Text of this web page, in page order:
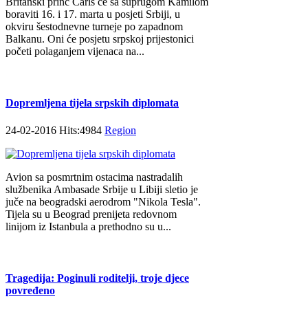
boraviti 16. i 17. marta u posjeti Srbiji, u
okviru šestodnevne turneje po zapadnom
Balkanu. Oni će posjetu srpskoj prijestonici
početi polaganjem vijenaca na...
Dopremljena tijela srpskih diplomata
24-02-2016 Hits:4984 Region
Avion sa posmrtnim ostacima nastradalih
službenika Ambasade Srbije u Libiji sletio je
juče na beogradski aerodrom "Nikola Tesla".
Tijela su u Beograd prenijeta redovnom
linijom iz Istanbula a prethodno su u...
Tragedija: Poginuli roditelji, troje djece
povređeno